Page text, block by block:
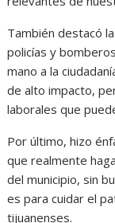
También destacó
policías y
mano a la
de alto impacto,
laborales que
Por último, hizo
que realmente
del municipio, sin
es para cuidar el
tijuanenses.